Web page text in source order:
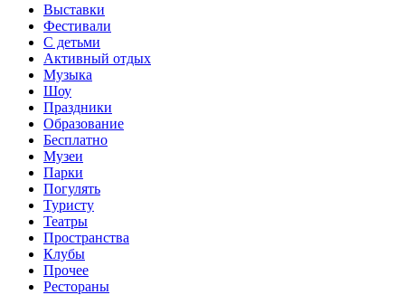
Выставки
Фестивали
С детьми
Активный отдых
Музыка
Шоу
Праздники
Образование
Бесплатно
Музеи
Парки
Погулять
Туристу
Театры
Пространства
Клубы
Прочее
Рестораны